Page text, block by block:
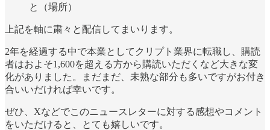
と（場所）
上記を軸に粛々と配信してまいります。
2年を経過する中で本業としてクリプト業界に転職し、購読
者はおよそ1,600を超える方から購読いただくなど大きな変
化がありました。まだまだ、未熟な部分も多いですがお付き
合いいだければ幸いです。
ぜひ、Xなどでこのニュースレターに対する感想やコメント
をいただけると、とても嬉しいです。